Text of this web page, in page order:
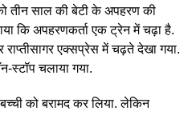
तीन साल की बेटी के अपहरण की
कि अपहरणकर्ता एक ट्रेन में चढ़ा है.
एक्सप्रेस में चढ़ते देखा गया.
स्टॉप चलाया गया.
को बरामद कर लिया. लेकिन